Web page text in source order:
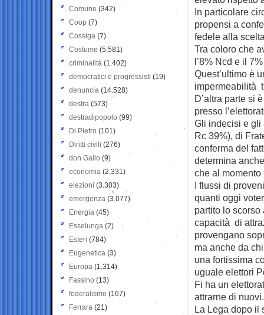
In particolare
propensi a
fedele alla
Tra coloro che
l’8% Ncd e il
Quest’ultimo è
impermeabilità
D’altra parte si
presso
Gli indecisi e gli
Rc 39%), di
conferma del
determina
che al
I flussi di
quanti oggi
partito lo
capacità di
provengano
ma anche da
una fortissima
uguale elettori
Fi ha un
attrarne di nuovi.
La Lega dopo il
Comune (342)
Coop (7)
Cossiga (7)
Costume (5.581)
criminalità (1.402)
democratici e progressisti (19)
denuncia (14.528)
destra (573)
destradipopolo (99)
Di Pietro (101)
Diritti civili (276)
don Gallo (9)
economia (2.331)
elezioni (3.303)
emergenza (3.077)
Energia (45)
Esselunga (2)
Esteri (784)
Eugenetica (3)
Europa (1.314)
Fassino (13)
federalismo (167)
Ferrara (21)